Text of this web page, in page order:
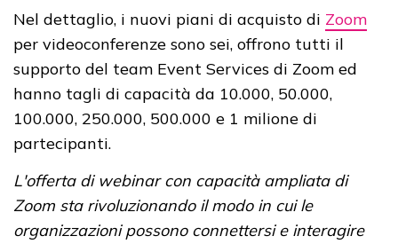
Nel dettaglio, i nuovi piani di acquisto di Zoom
per videoconferenze sono sei, offrono tutti il
supporto del team Event Services di Zoom ed
hanno tagli di capacità da 10.000, 50.000,
100.000, 250.000, 500.000 e 1 milione di
partecipanti.
L'offerta di webinar con capacità ampliata di
Zoom sta rivoluzionando il modo in cui le
organizzazioni possono connettersi e interagire